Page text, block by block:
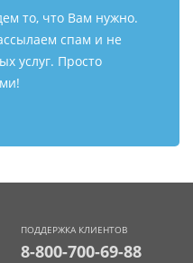
то, что Вам нужно.
спам и не
услуг. Просто
ПОДДЕРЖКА КЛИЕНТОВ
8-800-700-69-88